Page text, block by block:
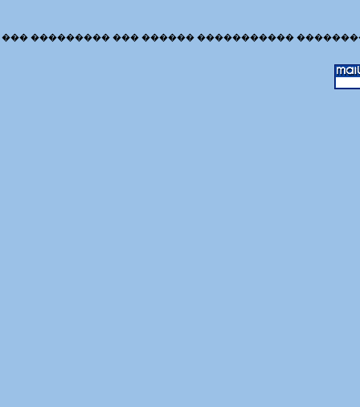
��� ��������� ��� ������ �����������